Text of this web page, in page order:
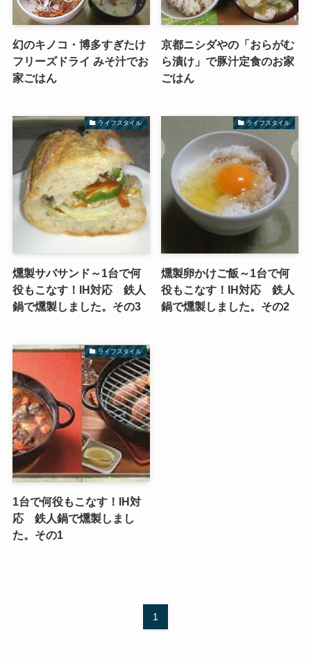
幻のキノコ・博多すぎたけ
フリーズドライ みそ汁でお
家ごはん
京都ニシダやの「おらがむ
ら漬け」で豚汁定食のお家
ごはん
ライフスタイル
燻製サバサンド～1台で何
役もこなす！IH対応 鉄人
鍋で燻製しました。その3
ライフスタイル
燻製卵かけご飯～1台で何
役もこなす！IH対応 鉄人
鍋で燻製しました。その2
ライフスタイル
1台で何役もこなす！IH対
応 鉄人鍋で燻製しまし
た。その1
1